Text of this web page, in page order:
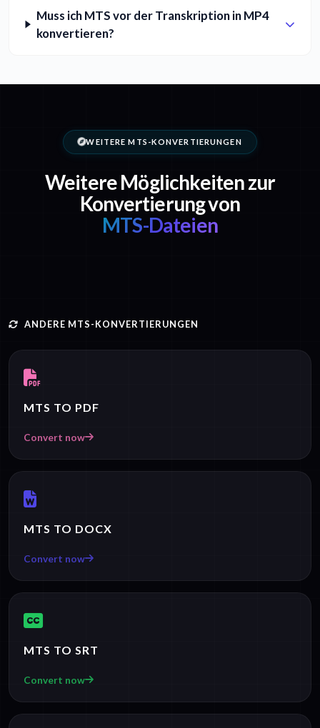
Muss ich MTS vor der Transkription in MP4
konvertieren?
WEITERE MTS-KONVERTIERUNGEN
Weitere Möglichkeiten zur
Konvertierung von
MTS-Dateien
ANDERE MTS-KONVERTIERUNGEN
MTS TO PDF
Convert now
MTS TO DOCX
Convert now
MTS TO SRT
Convert now